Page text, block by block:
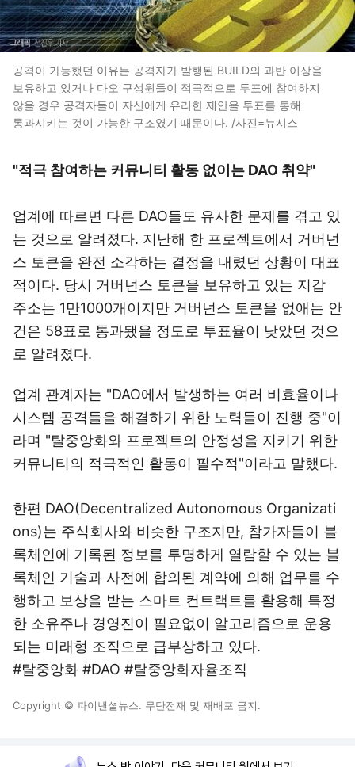
공격이 가능했던 이유는 공격자가 발행된 BUILD의 과반 이상을
보유하고 있거나 다오 구성원들이 적극적으로 투표에 참여하지
않을 경우 공격자들이 자신에게 유리한 제안을 투표를 통해
통과시키는 것이 가능한 구조였기 때문이다. /사진=뉴시스
"적극 참여하는 커뮤니티 활동 없이는 DAO 취약"
업계에 따르면 다른 DAO들도 유사한 문제를 겪고 있
는 것으로 알려졌다. 지난해 한 프로젝트에서 거버넌
스 토큰을 완전 소각하는 결정을 내렸던 상황이 대표
적이다. 당시 거버넌스 토큰을 보유하고 있는 지갑
주소는 1만1000개이지만 거버넌스 토큰을 없애는 안
건은 58표로 통과됐을 정도로 투표율이 낮았던 것으
로 알려졌다.
업계 관계자는 "DAO에서 발생하는 여러 비효율이나
시스템 공격들을 해결하기 위한 노력들이 진행 중"이
라며 "탈중앙화와 프로젝트의 안정성을 지키기 위한
커뮤니티의 적극적인 활동이 필수적"이라고 말했다.
한편 DAO(Decentralized Autonomous Organizati
ons)는 주식회사와 비슷한 구조지만, 참가자들이 블
록체인에 기록된 정보를 투명하게 열람할 수 있는 블
록체인 기술과 사전에 합의된 계약에 의해 업무를 수
행하고 보상을 받는 스마트 컨트랙트를 활용해 특정
한 소유주나 경영진이 필요없이 알고리즘으로 운용
되는 미래형 조직으로 급부상하고 있다.
#탈중앙화 #DAO #탈중앙화자율조직
Copyright © 파이낸셜뉴스. 무단전재 및 재배포 금지.